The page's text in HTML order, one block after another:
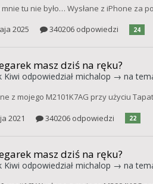
tu nie było… Wysłane z iPhone za
2025
340206 odpowiedzi 24
masz dziś na ręku?
Kiwi odpowiedział michalop → na
z mojego M2101K7AG przy użyciu
2021
340206 odpowiedzi 22
masz dziś na ręku?
Kiwi odpowiedział michalop → na